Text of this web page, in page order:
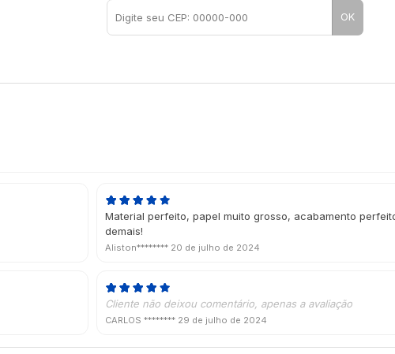
OK
Material perfeito, papel muito grosso, acabamento
demais!
Aliston******** 20 de julho de 2024
Cliente não deixou comentário, apenas a avaliação
CARLOS ******** 29 de julho de 2024